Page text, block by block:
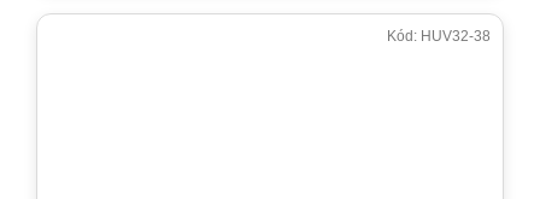
Kód: HUV32-38